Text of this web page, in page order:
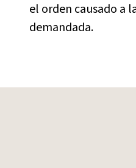
el orden causado a
demandada.